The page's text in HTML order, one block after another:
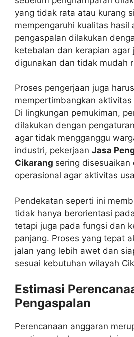
yang tidak rata atau kurang
mempengaruhi kualitas hasil
pengaspalan dilakukan
ketebalan dan kerapian agar
digunakan dan tidak mudah
Proses pengerjaan juga harus
mempertimbangkan
Di lingkungan pemukiman,
dilakukan dengan
agar tidak mengganggu
industri, pekerjaan Jasa
Cikarang sering disesuaikan
operasional agar aktivitas
Pendekatan seperti ini
tidak hanya berorientasi
tetapi juga pada fungsi dan
panjang. Proses yang tepat
jalan yang lebih awet dan
sesuai kebutuhan wilayah
Estimasi
Pengaspalan
Perencanaan anggaran